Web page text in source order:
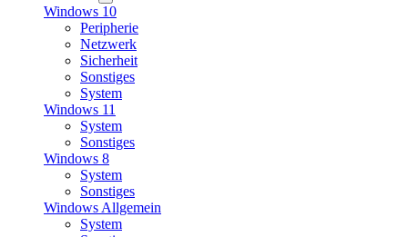
Windows 10
Peripherie
Netzwerk
Sicherheit
Sonstiges
System
Windows 11
System
Sonstiges
Windows 8
System
Sonstiges
Windows Allgemein
System